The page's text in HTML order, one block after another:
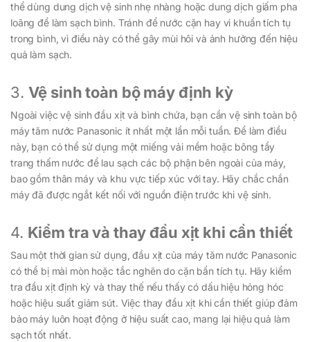
thể dùng dung dịch vệ sinh nhẹ nhàng hoặc dung dịch giấm pha
loãng để làm sạch bình. Tránh để nước cặn hay vi khuẩn tích tụ
trong bình, vì điều này có thể gây mùi hôi và ảnh hưởng đến hiệu
quả làm sạch.
3. Vệ sinh toàn bộ máy định kỳ
Ngoài việc vệ sinh đầu xịt và bình chứa, bạn cần vệ sinh toàn bộ
máy tăm nước Panasonic ít nhất một lần mỗi tuần. Để làm điều
này, bạn có thể sử dụng một miếng vải mềm hoặc bông tẩy
trang thấm nước để lau sạch các bộ phận bên ngoài của máy,
bao gồm thân máy và khu vực tiếp xúc với tay. Hãy chắc chắn
máy đã được ngắt kết nối với nguồn điện trước khi vệ sinh.
4. Kiểm tra và thay đầu xịt khi cần thiết
Sau một thời gian sử dụng, đầu xịt của máy tăm nước Panasonic
có thể bị mài mòn hoặc tắc nghẽn do cặn bẩn tích tụ. Hãy kiểm
tra đầu xịt định kỳ và thay thế nếu thấy có dấu hiệu hỏng hóc
hoặc hiệu suất giảm sút. Việc thay đầu xịt khi cần thiết giúp đảm
bảo máy luôn hoạt động ở hiệu suất cao, mang lại hiệu quả làm
sạch tốt nhất.